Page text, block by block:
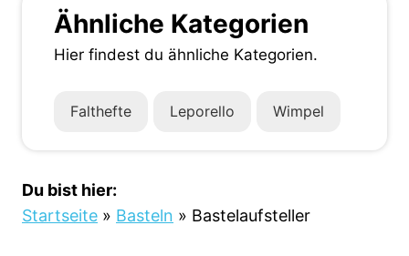
Ähnliche Kategorien
Hier findest du ähnliche Kategorien.
Falthefte Leporello Wimpel
Du bist hier:
Startseite » Basteln » Bastelaufsteller